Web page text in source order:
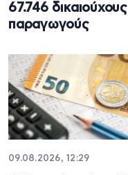
67.746 δικαιούχους
παραγωγούς
09.08.2026, 12:29